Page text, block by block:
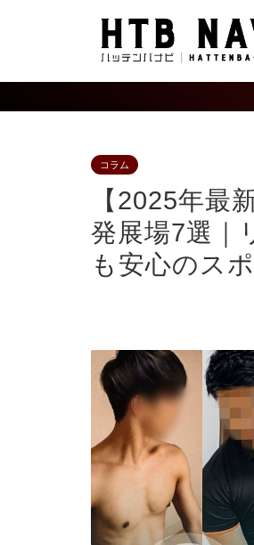
コラム
【2025年最
発展場7選｜
も安心のス